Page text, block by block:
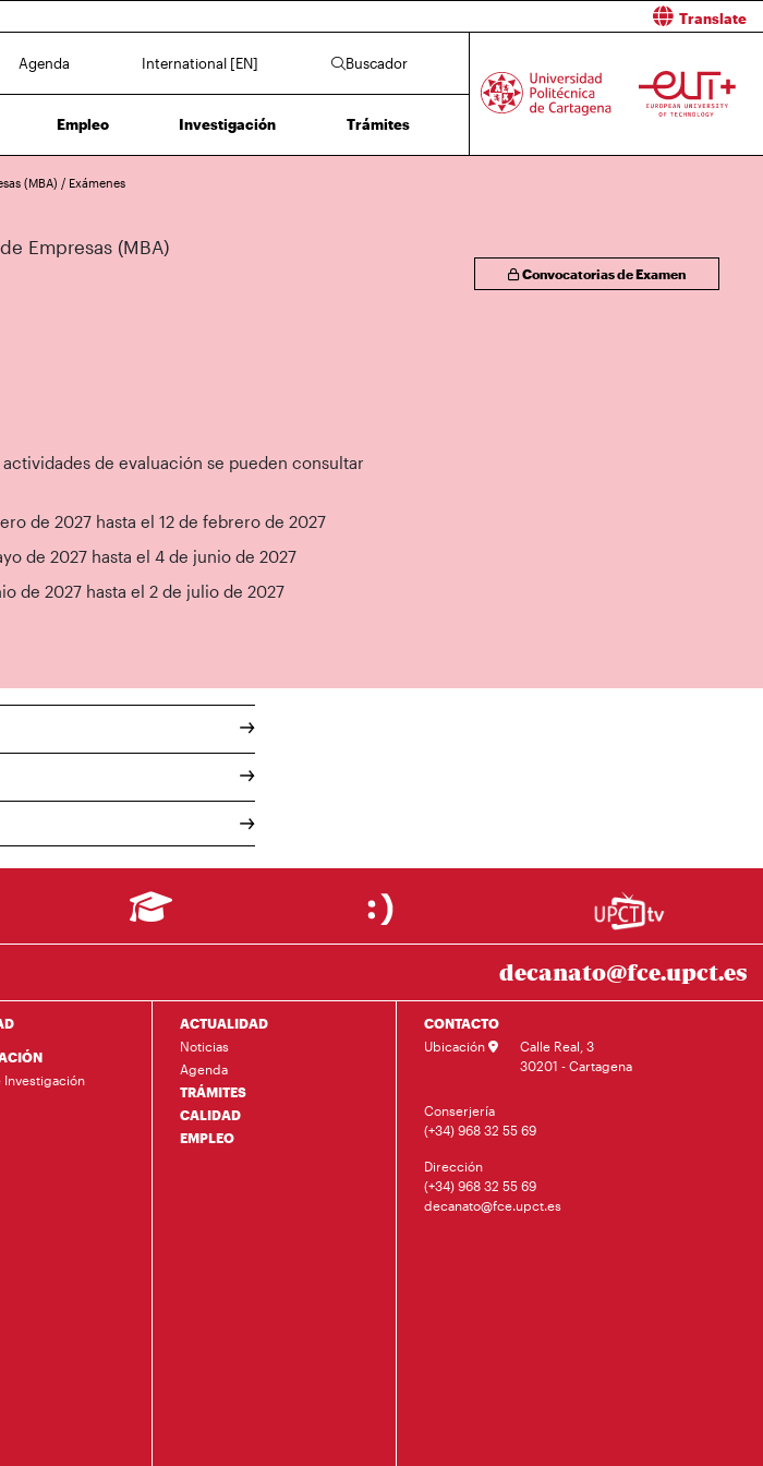
Translate
Agenda International [EN] Buscador
Empleo Investigación Trámites
(MBA) / Exámenes
Empresas (MBA)
Convocatorias de Examen
de evaluación se pueden consultar
de 2027 hasta el 12 de febrero de 2027
de 2027 hasta el 4 de junio de 2027
de 2027 hasta el 2 de julio de 2027
decanato@fce.upct.es
Investigación
ACTUALIDAD
Noticias
Agenda
TRÁMITES
CALIDAD
EMPLEO
CONTACTO
Ubicación
Calle Real, 3
30201 - Cartagena
Conserjería
(+34) 968 32 55 69
Dirección
(+34) 968 32 55 69
decanato@fce.upct.es